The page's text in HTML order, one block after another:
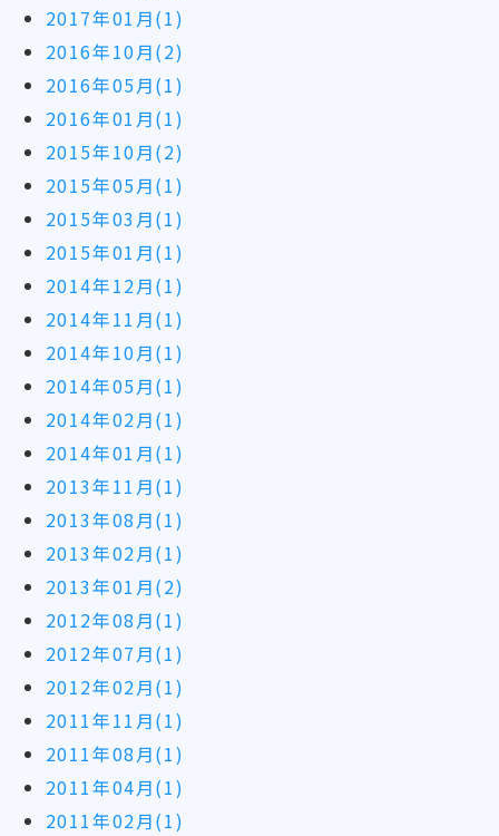
2017年01月(1)
2016年10月(2)
2016年05月(1)
2016年01月(1)
2015年10月(2)
2015年05月(1)
2015年03月(1)
2015年01月(1)
2014年12月(1)
2014年11月(1)
2014年10月(1)
2014年05月(1)
2014年02月(1)
2014年01月(1)
2013年11月(1)
2013年08月(1)
2013年02月(1)
2013年01月(2)
2012年08月(1)
2012年07月(1)
2012年02月(1)
2011年11月(1)
2011年08月(1)
2011年04月(1)
2011年02月(1)